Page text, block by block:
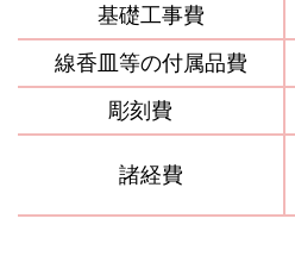
基礎工事費
線香皿等の付属品費
彫刻費
諸経費